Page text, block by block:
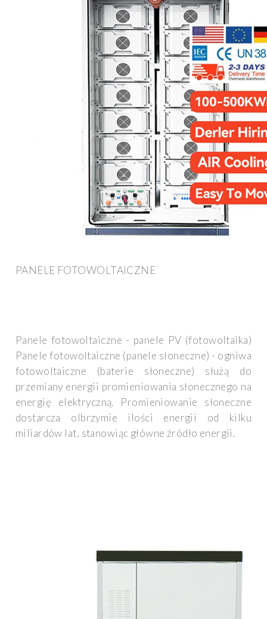
PANELE FOTOWOLTAICZNE
Panele fotowoltaiczne - panele PV (fotowoltaika)
Panele fotowoltaiczne (panele słoneczne) - ogniwa
fotowoltaiczne (baterie słoneczne) służą do
przemiany energii promieniowania słonecznego na
energię elektryczną. Promieniowanie słoneczne
dostarcza olbrzymie ilości energii od kilku
miliardów lat, stanowiąc główne źródło energii.